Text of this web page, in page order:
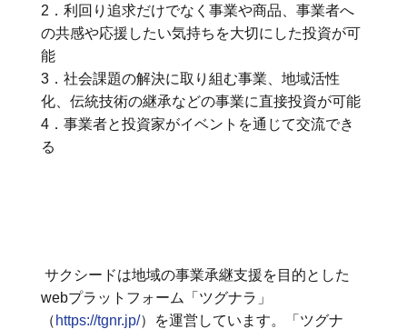
2．利回り追求だけでなく事業や商品、事業者へ
の共感や応援したい気持ちを大切にした投資が可
能
3．社会課題の解決に取り組む事業、地域活性
化、伝統技術の継承などの事業に直接投資が可能
4．事業者と投資家がイベントを通じて交流でき
る
サクシードは地域の事業承継支援を目的とした
webプラットフォーム「ツグナラ」
（ https://tgnr.jp/）を運営しています。「ツグナ